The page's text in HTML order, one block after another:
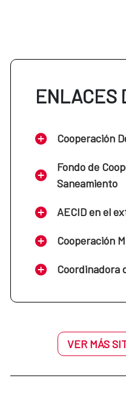
ENLACES
Cooperación
Fondo de
Saneamiento
AECID en el
Cooperación
Coordinadora
VER MÁS